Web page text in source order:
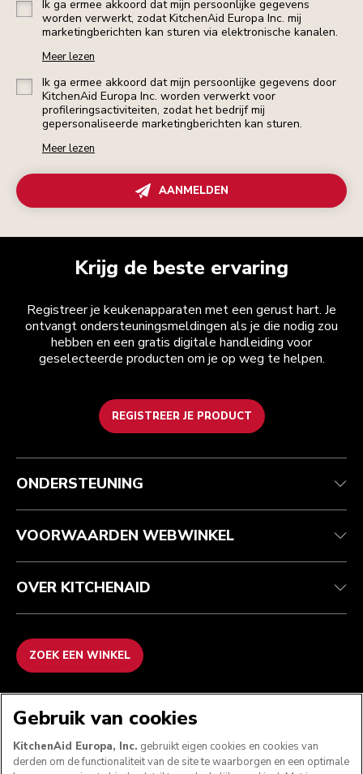
Ik ga ermee akkoord dat mijn persoonlijke gegevens
worden verwerkt, zodat KitchenAid Europa Inc. mij
marketingberichten kan sturen via elektronische kanalen.
Meer lezen
Ik ga ermee akkoord dat mijn persoonlijke gegevens door
KitchenAid Europa Inc. worden verwerkt voor
profileringsactiviteiten, zodat het bedrijf mij
gepersonaliseerde marketingberichten kan sturen.
Meer lezen
AANMELDEN
Krijg de beste ervaring
Registreer je keukenapparaten met een gerust hart. Je
ontvangt ondersteuningsmeldingen als je die nodig zou
hebben en een gratis digitale handleiding voor
geselecteerde producten om je op weg te helpen.
REGISTREER JE PRODUCT
Health check
Je bestelling volgen
Garantie en documenten
Veelgestelde vragen
Algemene voorwaarden
Retournering en terugbetaling
Imprint
ODR
Het merk
Zoek een winkel
ONDERSTEUNING
VOORWAARDEN WEBWINKEL
OVER KITCHENAID
ZOEK EEN WINKEL
Gebruik van cookies
KitchenAid Europa, Inc. gebruikt eigen cookies en cookies van
derden om de functionaliteit van de site te waarborgen en een optimale